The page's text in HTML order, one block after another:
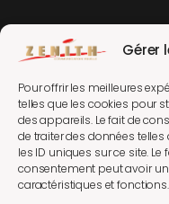
Gérer
Pour offrir les meilleures
telles que les cookies pour
des appareils. Le fait de
de traiter des données
les ID uniques sur ce site.
consentement peut avoir
caractéristiques et fonctions.